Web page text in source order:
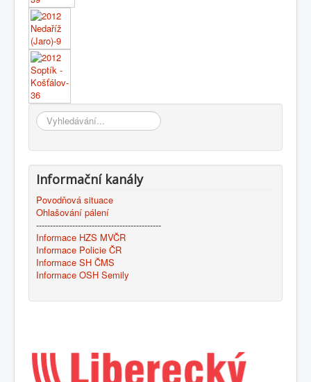
Vyhledávání...
Informační kanály
Povodňová situace
Ohlašování pálení
---------------------------------------------
Informace HZS MVČR
Informace Policie ČR
Informace SH ČMS
Informace OSH Semily